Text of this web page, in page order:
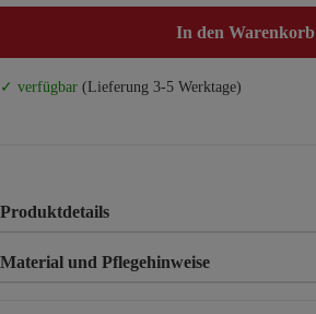
In den Warenkorb
✓ verfügbar (Lieferung 3-5 Werktage)
Produktdetails
Material und Pflegehinweise